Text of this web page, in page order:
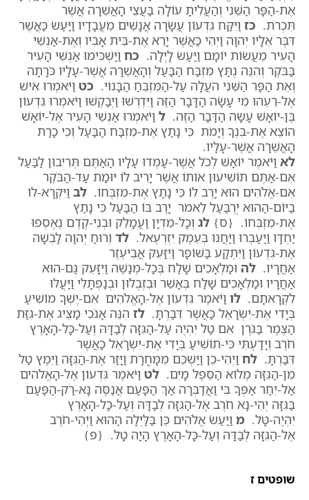
אֶת-הַפָּר הַשֵּׁנִי וְהַעֲלִיתָ עוֹלָה בַּעֲצֵי הָאֲשֵׁרָה אֲשֶׁר
תִּכְרֹת. כז וַיִּקַּח גִּדְעוֹן עֲשָׂרָה אֲנָשִׁים מֵעֲבָדָיו וַיַּעַשׂ כַּאֲשֶׁר
דִּבֶּר אֵלָיו יְהוָה וַיְהִי כַּאֲשֶׁר יָרֵא אֶת-בֵּית אָבִיו וְאֶת-אַנְשֵׁי
הָעִיר מֵעֲשׂוֹת יוֹמָם וַיַּעַשׂ לָיְלָה. כח וַיַּשְׁכִּימוּ אַנְשֵׁי הָעִיר
בַּבֹּקֶר וְהִנֵּה נֻתַּץ מִזְבַּח הַבַּעַל וְהָאֲשֵׁרָה אֲשֶׁר-עָלָיו כֹּרָתָה
וְאֵת הַפָּר הַשֵּׁנִי הֹעֲלָה עַל-הַמִּזְבֵּחַ הַבָּנוּי. כט וַיֹּאמְרוּ אִישׁ
אֶל-רֵעֵהוּ מִי עָשָׂה הַדָּבָר הַזֶּה וַיִּדְרְשׁוּ וַיְבַקְשׁוּ וַיֹּאמְרוּ גִּדְעוֹן
בֶּן-יוֹאָשׁ עָשָׂה הַדָּבָר הַזֶּה. ל וַיֹּאמְרוּ אַנְשֵׁי הָעִיר אֶל-יוֹאָשׁ
הוֹצֵא אֶת-בִּנְךָ וְיָמֹת כִּי נָתַץ אֶת-מִזְבַּח הַבַּעַל וְכִי כָרַת
הָאֲשֵׁרָה אֲשֶׁר-עָלָיו.
לא וַיֹּאמֶר יוֹאָשׁ לְכֹל אֲשֶׁר-עָמְדוּ עָלָיו הַאַתֶּם תְּרִיבוּן לַבַּעַל
אִם-אַתֶּם תּוֹשִׁיעוּן אוֹתוֹ אֲשֶׁר יָרִיב לוֹ יוּמַת עַד-הַבֹּקֶר
אִם-אֱלֹהִים הוּא יָרֶב לוֹ כִּי נָתַץ אֶת-מִזְבְּחוֹ. לב וַיִּקְרָא-לוֹ
בַיּוֹם-הַהוּא יְרֻבַּעַל לֵאמֹר יָרֶב בּוֹ הַבַּעַל כִּי נָתַץ
אֶת-מִזְבְּחוֹ. {ס} לג וְכָל-מִדְיָן וַעֲמָלֵק וּבְנֵי-קֶדֶם נֶאֶסְפוּ
יַחְדָּו וַיַּעַבְרוּ וַיַּחֲנוּ בְּעֵמֶק יִזְרְעֶאל. לד וְרוּחַ יְהוָה לָבְשָׁה
אֶת-גִּדְעוֹן וַיִּתְקַע בַּשּׁוֹפָר וַיִּזָּעֵק אֲבִיעֶזֶר
אַחֲרָיו. לה וּמַלְאָכִים שָׁלַח בְּכָל-מְנַשֶּׁה וַיִּזָּעֵק גַּם-הוּא
אַחֲרָיו וּמַלְאָכִים שָׁלַח בְּאָשֵׁר וּבִזְבֻלוּן וּבְנַפְתָּלִי וַיַּעֲלוּ
לִקְרָאתָם. לו וַיֹּאמֶר גִּדְעוֹן אֶל-הָאֱלֹהִים אִם-יֶשְׁךָ מוֹשִׁיעַ
בְּיָדִי אֶת-יִשְׂרָאֵל כַּאֲשֶׁר דִּבַּרְתָּ. לז הִנֵּה אָנֹכִי מַצִּיג אֶת-גִּזַּת
הַצֶּמֶר בַּגֹּרֶן אִם טַל יִהְיֶה עַל-הַגִּזָּה לְבַדָּהּ וְעַל-כָּל-הָאָרֶץ
חֹרֶב וְיָדַעְתִּי כִּי-תוֹשִׁיעַ בְּיָדִי אֶת-יִשְׂרָאֵל כַּאֲשֶׁר
דִּבַּרְתָּ. לח וַיְהִי-כֵן וַיַּשְׁכֵּם מִמָּחֳרָת וַיָּזַר אֶת-הַגִּזָּה וַיִּמֶץ טַל
מִן-הַגִּזָּה מְלוֹא הַסֵּפֶל מָיִם. לט וַיֹּאמֶר גִּדְעוֹן אֶל-הָאֱלֹהִים
אַל-יִחַר אַפְּךָ בִּי וַאֲדַבְּרָה אַךְ הַפָּעַם אֲנַסֶּה נָּא-רַק-הַפַּעַם
בַּגִּזָּה יְהִי-נָא חֹרֶב אֶל-הַגִּזָּה לְבַדָּהּ וְעַל-כָּל-הָאָרֶץ
יִהְיֶה-טָּל. מ וַיַּעַשׂ אֱלֹהִים כֵּן בַּלַּיְלָה הַהוּא וַיְהִי-חֹרֶב
אֶל-הַגִּזָּה לְבַדָּהּ וְעַל-כָּל-הָאָרֶץ הָיָה טָל. {פ}
שופטים ז